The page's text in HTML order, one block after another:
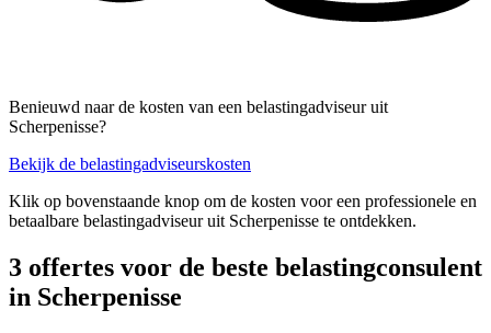
Benieuwd naar de kosten van een belastingadviseur uit
Scherpenisse?
Bekijk de belastingadviseurskosten
Klik op bovenstaande knop om de kosten voor een professionele en
betaalbare belastingadviseur uit Scherpenisse te ontdekken.
3 offertes voor de beste belastingconsulent
in Scherpenisse